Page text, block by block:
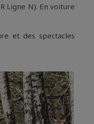
Ligne N). En voiture
et des spectacles